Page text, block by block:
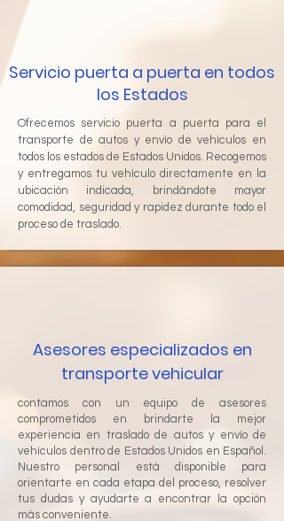
Servicio puerta a puerta en todos
los Estados
Ofrecemos servicio puerta a puerta para el
transporte de autos y envío de vehículos en
todos los estados de Estados Unidos. Recogemos
y entregamos tu vehículo directamente en la
ubicación indicada, brindándote mayor
comodidad, seguridad y rapidez durante todo el
proceso de traslado.
Asesores especializados en
transporte vehicular
contamos con un equipo de asesores
comprometidos en brindarte la mejor
experiencia en traslado de autos y envío de
vehículos dentro de Estados Unidos en Español.
Nuestro personal está disponible para
orientarte en cada etapa del proceso, resolver
tus dudas y ayudarte a encontrar la opción
más conveniente.